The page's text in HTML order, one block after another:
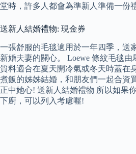
堂時，許多人都會為準新人準備一份
送新人結婚禮物: 現金券
一張舒服的毛毯適用於一年四季，送
新婚夫妻的關心。 Loewe 條紋毛毯
質料適合在夏天開冷氣或冬天時蓋在
煮飯的姊姊結婚，和朋友們一起合資
正中她心! 送新人結婚禮物 所以如果
下廚，可以列入考慮喔!